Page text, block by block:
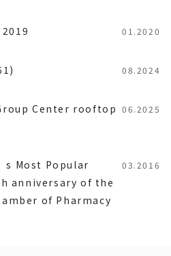
01.2020
08.2024
Center rooftop 06.2025
Most Popular
anniversary of the
of Pharmacy
03.2016